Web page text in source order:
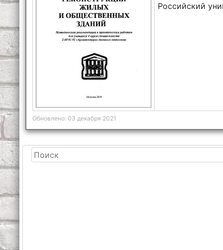
Российский
Обновлено: 03 декабря 2021